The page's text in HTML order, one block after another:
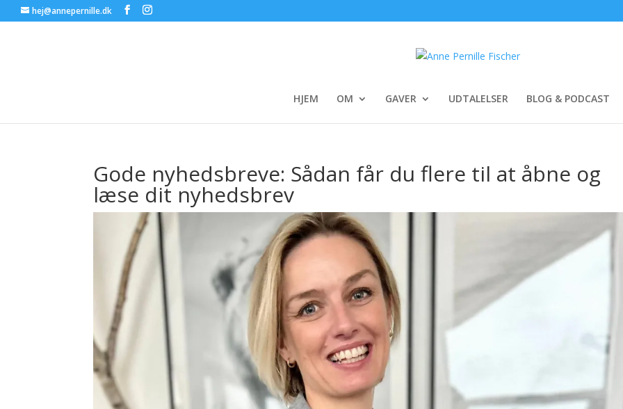
hej@annepernille.dk
HJEM OM GAVER UDTALELSER BLOG & PODCAST
Gode nyhedsbreve: Sådan får du flere til at åbne og
læse dit nyhedsbrev